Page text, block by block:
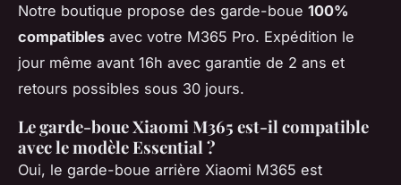
Notre boutique propose des garde-boue 100%
compatibles avec votre M365 Pro. Expédition le
jour même avant 16h avec garantie de 2 ans et
retours possibles sous 30 jours.
Le garde-boue Xiaomi M365 est-il compatible
avec le modèle Essential ?
Oui, le garde-boue arrière Xiaomi M365 est